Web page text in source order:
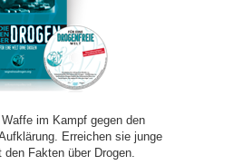
im Kampf gegen den
Erreichen sie junge
den Fakten über Drogen.